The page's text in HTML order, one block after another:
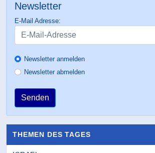
Newsletter
E-Mail Adresse:
Newsletter anmelden
Newsletter abmelden
Senden
THEMEN DES TAGES